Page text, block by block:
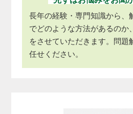
長年の経験・専門知識から、
でどのような方法があるのか
をさせていただきます。問題
任せください。